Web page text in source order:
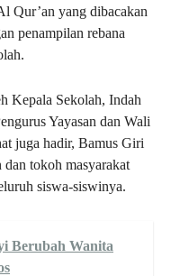
Qur’an yang dibacakan
penampilan rebana
Kepala Sekolah, Indah
Yayasan dan Wali
juga hadir, Bamus Giri
tokoh masyarakat
siswa-siswinya.
Berubah Wanita